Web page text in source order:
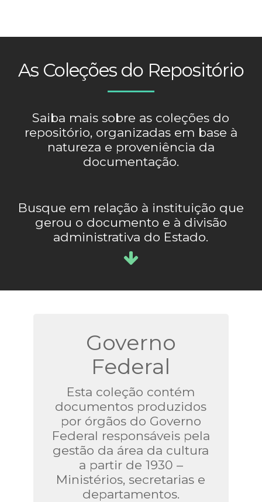
As Coleções do Repositório
Saiba mais sobre as coleções do
repositório, organizadas em base à
natureza e proveniência da
documentação.
Busque em relação à instituição que
gerou o documento e à divisão
administrativa do Estado.
Governo
Federal
Esta coleção contém
documentos produzidos
por órgãos do Governo
Federal responsáveis pela
gestão da área da cultura
a partir de 1930 –
Ministérios, secretarias e
departamentos.